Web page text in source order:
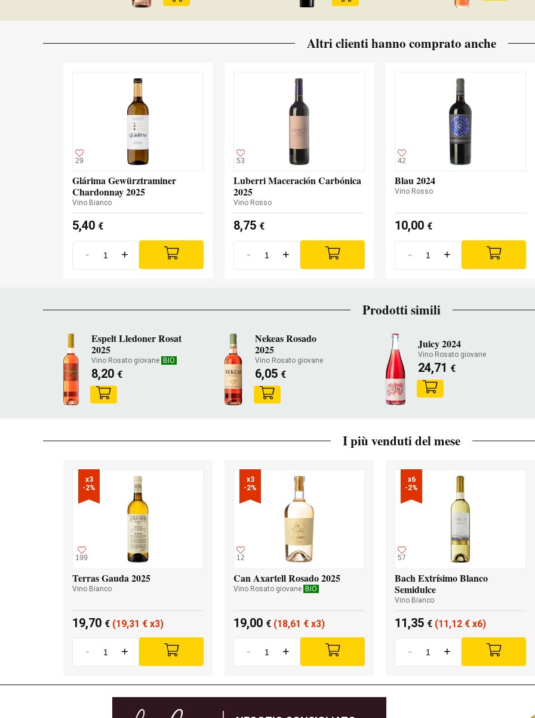
Altri clienti hanno comprato anche
29
Glárima Gewürztraminer
Chardonnay 2025
Vino Bianco
5,40 €
- +
53
Luberri Maceración Carbónica
2025
Vino Rosso
8,75 €
- +
42
Blau 2024
Vino Rosso
10,00 €
- +
Prodotti simili
Espelt Lledoner Rosat
2025
Vino Rosato giovane BIO
8,20 €
Nekeas Rosado
2025
Vino Rosato giovane
6,05 €
Juicy 2024
Vino Rosato giovane
24,71 €
I più venduti del mese
x3
-2%
199
Terras Gauda 2025
Vino Bianco
19,70 € (19,31 € x3)
- +
x3
-2%
12
Can Axartell Rosado 2025
Vino Rosato giovane BIO
19,00 € (18,61 € x3)
- +
x6
-2%
57
Bach Extrísimo Blanco
Semidulce
Vino Bianco
11,35 € (11,12 € x6)
- +